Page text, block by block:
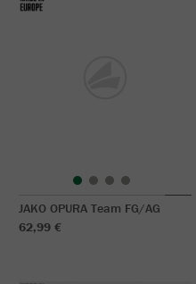
JAKO OPURA Team FG/AG
62,99 €